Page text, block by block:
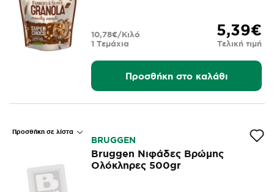
5,39€
Τελική τιμή
1 Τεμάχια
10,78€/Κιλό
Προσθήκη στο καλάθι
Προσθήκη σε λίστα
BRUGGEN
Bruggen Νιφάδες Βρώμης
Ολόκληρες 500gr